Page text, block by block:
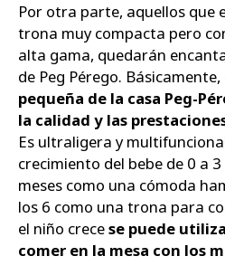
Por otra parte, aquellos que
trona muy compacta pero
alta gama, quedarán
de Peg Pérego. Básicamente,
pequeña de la casa Peg-
la calidad y las
Es ultraligera y
crecimiento del bebe de 0 a
meses como una cómoda
los 6 como una trona para
el niño crecese puede
comer en la mesa con los